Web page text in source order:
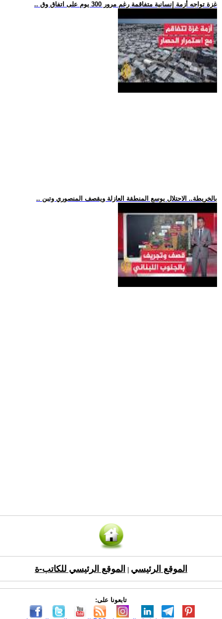
.. غزة تواجه أزمة إنسانية متفاقمة رغم مرور 300 يوم على اتفاق وق
.. بالخريطة.. الاحتلال يوسع المنطقة العازلة ويقصف المنصوري وتبن
الموقع الرئيسي الموقع الرئيسي للكاتب-ة
تابعونا على: